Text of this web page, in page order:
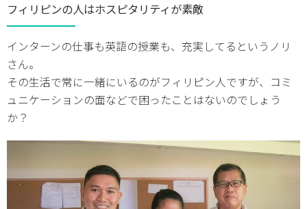
フィリピンの人はホスピタリティが素敵
インターンの仕事も英語の授業も、充実してるというノリ
さん。
その生活で常に一緒にいるのがフィリピン人ですが、コミ
ュニケーションの面などで困ったことはないのでしょう
か？